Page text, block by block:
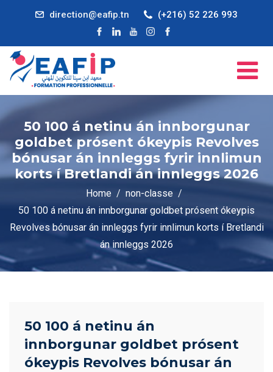
direction@eafip.tn (+216) 52 226 993
50 100 á netinu án innborgunar
goldbet prósent ókeypis Revolves
bónusar án innleggs fyrir innlimun
korts í Bretlandi án innleggs 2026
Home
non-classe
50 100 á netinu án innborgunar goldbet prósent ókeypis
Revolves bónusar án innleggs fyrir innlimun korts í Bretlandi
án innleggs 2026
50 100 á netinu án
innborgunar goldbet prósent
ókeypis Revolves bónusar án